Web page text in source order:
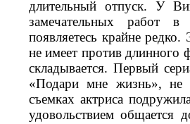
длительный отпуск. У
замечательных работ
появляетесь крайне
не имеет против длинного
складывается. Первый
«Подари мне жизнь», не
съемках актриса
удовольствием